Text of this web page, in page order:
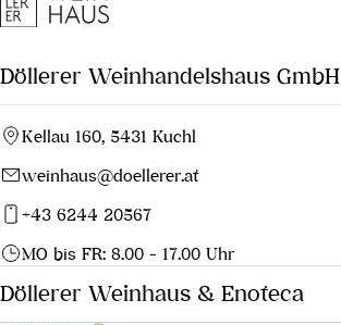
Döllerer Weinhandelshaus GmbH
Kellau 160, 5431 Kuchl
weinhaus@doellerer.at
+43 6244 20567
MO bis FR: 8.00 - 17.00 Uhr
Döllerer Weinhaus & Enoteca